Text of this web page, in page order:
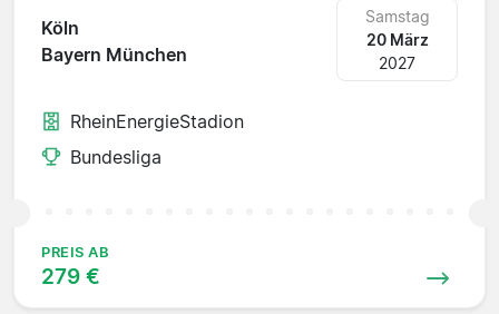
Köln
Bayern München
Samstag
20 März
2027
RheinEnergieStadion
Bundesliga
PREIS AB
279 €